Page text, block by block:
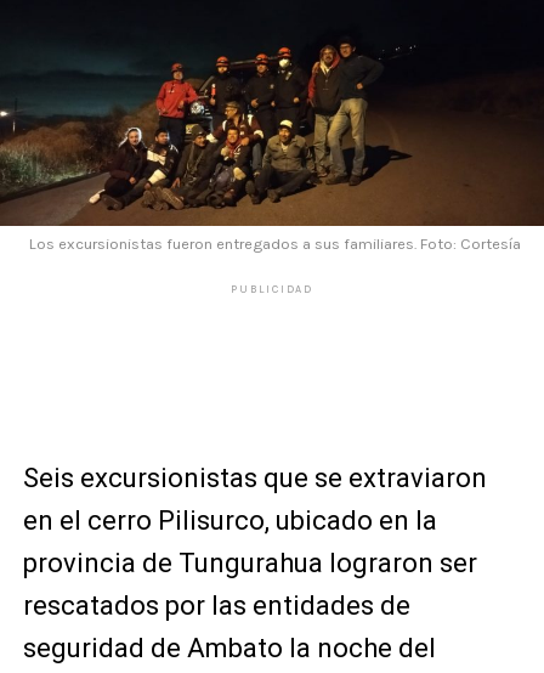
Los excursionistas fueron entregados a sus familiares. Foto: Cortesía
PUBLICIDAD
Seis excursionistas que se extraviaron
en el cerro Pilisurco, ubicado en la
provincia de Tungurahua lograron ser
rescatados por las entidades de
seguridad de Ambato la noche del